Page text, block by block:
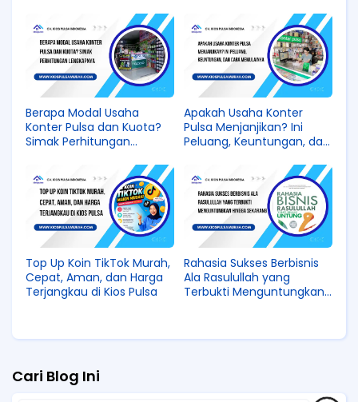
Berapa Modal Usaha
Konter Pulsa dan Kuota?
Simak Perhitungan
Apakah Usaha Konter
Pulsa Menjanjikan? Ini
Peluang, Keuntungan, dan
Top Up Koin TikTok Murah,
Cepat, Aman, dan Harga
Terjangkau di Kios Pulsa
Rahasia Sukses Berbisnis
Ala Rasulullah yang
Terbukti Menguntungkan
Cari Blog Ini